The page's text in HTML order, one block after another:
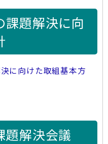
業所調査を開始しま
ル中核人材養成研
課題解決に向
に向けた取組基本方
題解決会議